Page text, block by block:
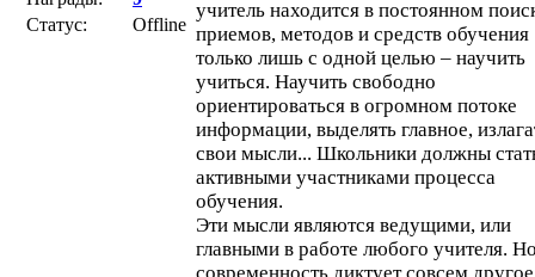
Статус:
Offline
учитель находится в постоянном
приемов, методов и средств обучения
только лишь с одной целью – научить
учиться. Научить свободно
ориентироваться в огромном потоке
информации, выделять главное,
свои мысли... Школьники должны
активными участниками процесса
обучения.
Эти мысли являются ведущими, или
главными в работе любого учителя.